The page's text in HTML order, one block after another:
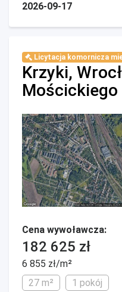
2026-09-17
Licytacja komornicza
Krzyki,
Mościckiego
Cena wywoławcza:
182 625 zł
6 855 zł/m²
27 m²
1 pokój